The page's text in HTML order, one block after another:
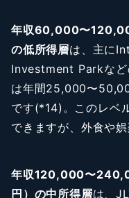
年収60,000〜
の低所得層は、主に
Investment Parkなど
は年間25,000〜
です(*14)。このレベ
できますが、外食や
年収120,000〜
円）の中所得層は、